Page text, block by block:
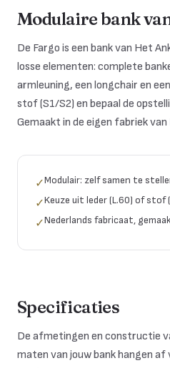
Modulaire bank
De Fargo is een bank van Het
losse elementen: complete
armleuning, een longchair en
stof (S1/S2) en bepaal de
Gemaakt in de eigen fabriek
✓Modulair: zelf samen te
✓Keuze uit leder (L.60) of stof
✓Nederlands fabricaat,
Specificaties
De afmetingen en constructie
maten van jouw bank hangen af